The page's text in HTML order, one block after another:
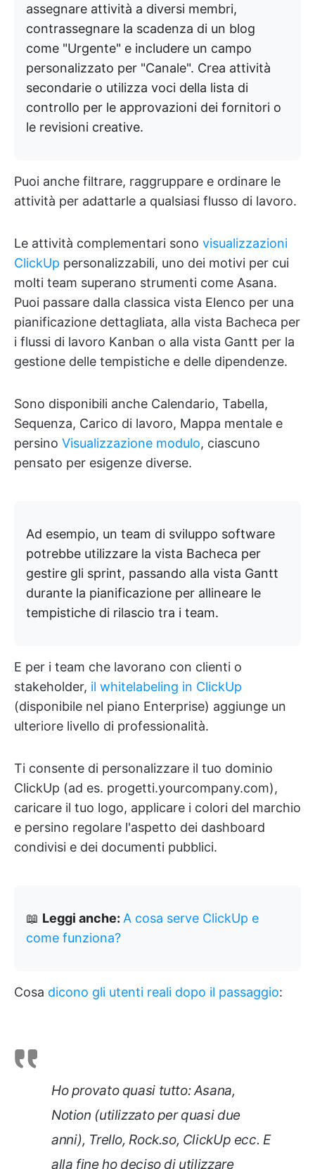
assegnare attività a diversi membri,
contrassegnare la scadenza di un blog
come "Urgente" e includere un campo
personalizzato per "Canale". Crea attività
secondarie o utilizza voci della lista di
controllo per le approvazioni dei fornitori o
le revisioni creative.
Puoi anche filtrare, raggruppare e ordinare le
attività per adattarle a qualsiasi flusso di lavoro.
Le attività complementari sono visualizzazioni
ClickUp personalizzabili, uno dei motivi per cui
molti team superano strumenti come Asana.
Puoi passare dalla classica vista Elenco per una
pianificazione dettagliata, alla vista Bacheca per
i flussi di lavoro Kanban o alla vista Gantt per la
gestione delle tempistiche e delle dipendenze.
Sono disponibili anche Calendario, Tabella,
Sequenza, Carico di lavoro, Mappa mentale e
persino Visualizzazione modulo, ciascuno
pensato per esigenze diverse.
Ad esempio, un team di sviluppo software
potrebbe utilizzare la vista Bacheca per
gestire gli sprint, passando alla vista Gantt
durante la pianificazione per allineare le
tempistiche di rilascio tra i team.
E per i team che lavorano con clienti o
stakeholder, il whitelabeling in ClickUp
(disponibile nel piano Enterprise) aggiunge un
ulteriore livello di professionalità.
Ti consente di personalizzare il tuo dominio
ClickUp (ad es. progetti.yourcompany.com),
caricare il tuo logo, applicare i colori del marchio
e persino regolare l'aspetto dei dashboard
condivisi e dei documenti pubblici.
📖 Leggi anche: A cosa serve ClickUp e
come funziona?
Cosa dicono gli utenti reali dopo il passaggio:
Ho provato quasi tutto: Asana,
Notion (utilizzato per quasi due
anni), Trello, Rock.so, ClickUp ecc. E
alla fine ho deciso di utilizzare